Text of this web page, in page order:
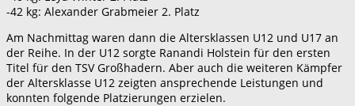
-42 kg: Alexander Grabmeier 2. Platz
Am Nachmittag waren dann die Altersklassen U12 und U17 an
der Reihe. In der U12 sorgte Ranandi Holstein für den ersten
Titel für den TSV Großhadern. Aber auch die weiteren Kämpfer
der Altersklasse U12 zeigten ansprechende Leistungen und
konnten folgende Platzierungen erzielen.